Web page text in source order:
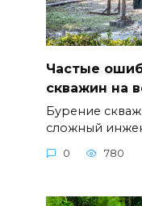
Частые
скважин на
Бурение
сложный
0 780